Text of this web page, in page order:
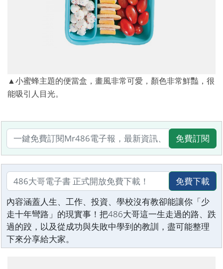
▲小蜜蜂主題的便當盒，畫風非常可愛，顏色非常鮮豔，很
能吸引人目光。
免費訂閱
免費下載
內容涵蓋人生、工作、投資、學校沒有教卻能讓你「少
走十年彎路」的現實事！把486大哥這一生走過的路、跌
過的跤，以及從成功與失敗中學到的教訓，盡可能整理
下來分享給大家。